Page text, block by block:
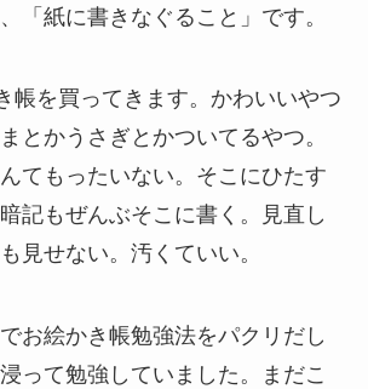
「紙に書きなぐること」です。
帳を買ってきます。かわいいやつ
とかうさぎとかついてるやつ。
てもったいない。そこにひたす
記もぜんぶそこに書く。見直し
見せない。汚くていい。
お絵かき帳勉強法をパクリだし
って勉強していました。まだこ